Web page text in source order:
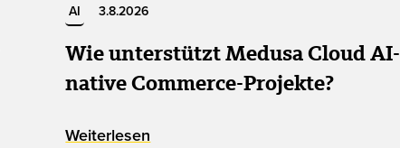
AI 3.8.2026
Wie unterstützt Medusa Cloud AI-
native Commerce-Projekte?
Weiterlesen